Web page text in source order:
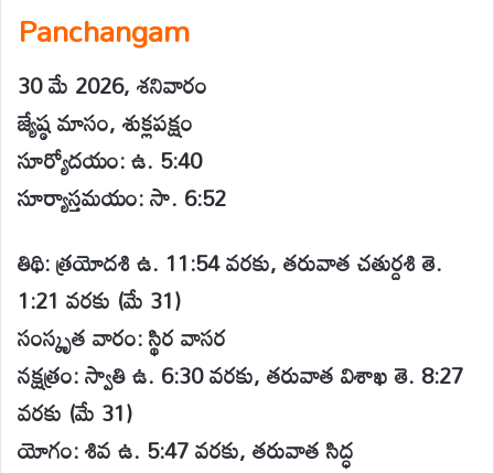
Panchangam
30 మే 2026, శనివారం
జ్యేష్ఠ మాసం, శుక్లపక్షం
సూర్యోదయం: ఉ. 5:40
సూర్యాస్తమయం: సా. 6:52
తిథి: త్రయోదశి ఉ. 11:54 వరకు, తరువాత చతుర్దశి తె.
1:21 వరకు (మే 31)
సంస్కృత వారం: స్థిర వాసర
నక్షత్రం: స్వాతి ఉ. 6:30 వరకు, తరువాత విశాఖ తె. 8:27
వరకు (మే 31)
యోగం: శివ ఉ. 5:47 వరకు, తరువాత సిద్ధ